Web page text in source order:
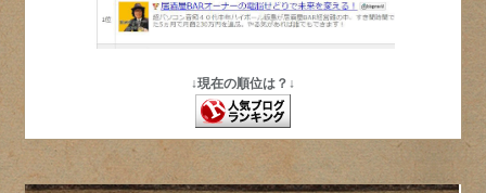
↓現在の順位は？↓